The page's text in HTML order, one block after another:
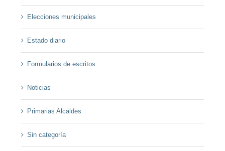
Elecciones municipales
Estado diario
Formularios de escritos
Noticias
Primarias Alcaldes
Sin categoría